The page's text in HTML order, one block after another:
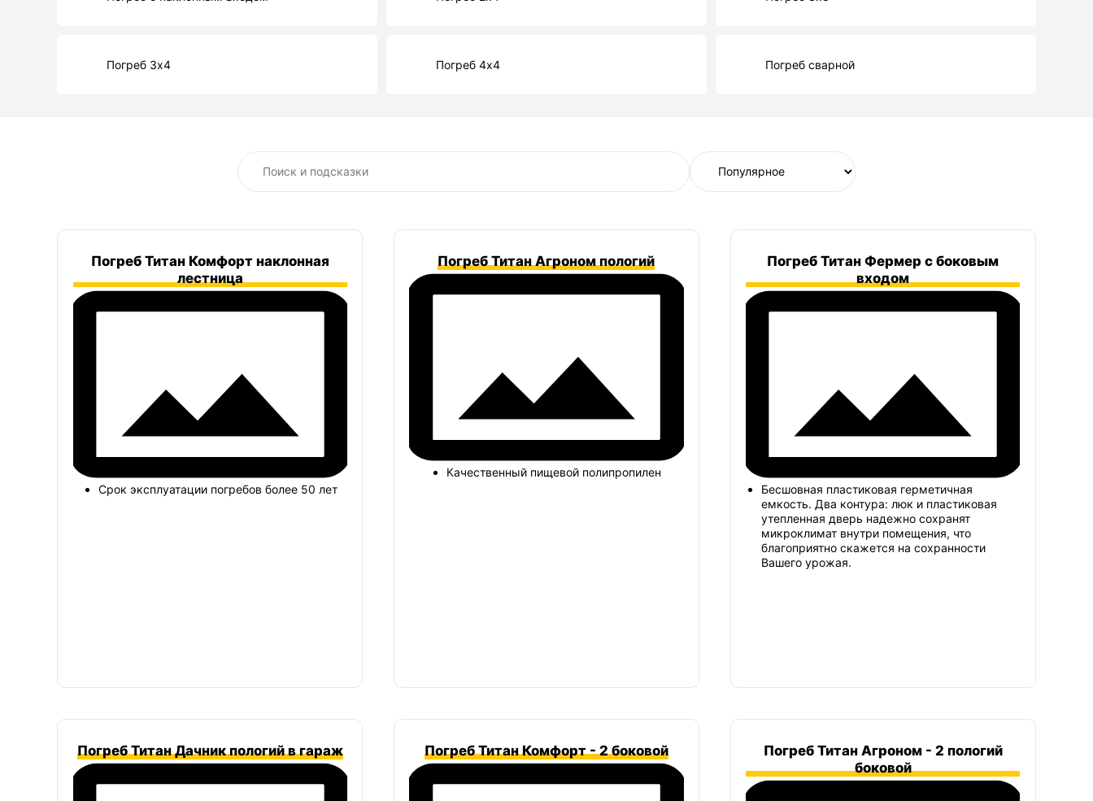
Погреб 3х4 Погреб 4х4 Погреб сварной
Погреб Титан Комфорт наклонная
лестница
Срок эксплуатации погребов более 50 лет
Погреб Титан Агроном пологий
Качественный пищевой полипропилен
Погреб Титан Фермер с боковым
входом
Бесшовная пластиковая герметичная
емкость. Два контура: люк и пластиковая
утепленная дверь надежно сохранят
микроклимат внутри помещения, что
благоприятно скажется на сохранности
Вашего урожая.
Погреб Титан Дачник пологий в гараж Погреб Титан Комфорт - 2 боковой
Погреб Титан Агроном - 2 пологий
боковой